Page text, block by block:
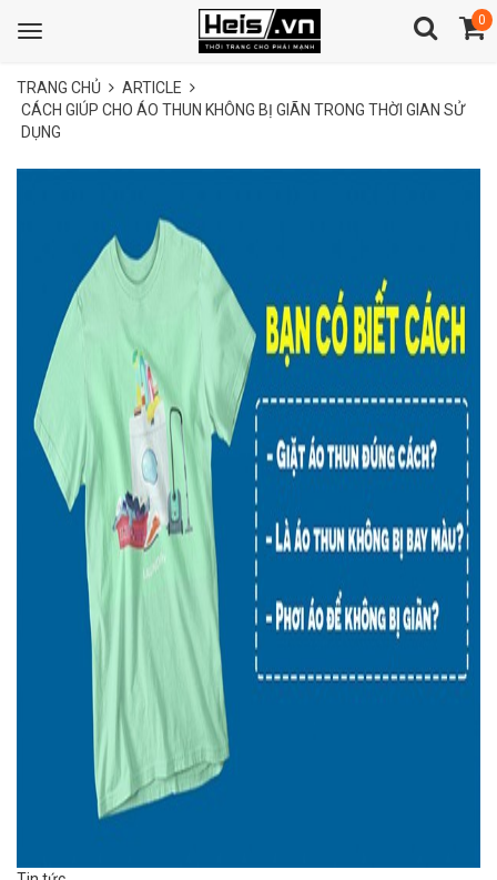
Toggle
0
TRANG CHỦ
ARTICLE
CÁCH GIÚP CHO ÁO THUN KHÔNG BỊ GIÃN TRONG THỜI GIAN SỬ
DỤNG